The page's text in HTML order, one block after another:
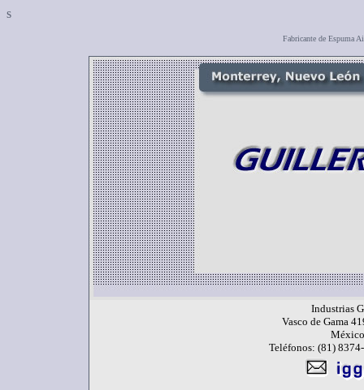
s
Fabricante de Espuma
Industrias
Vasco de Gama
Teléfonos: (81)